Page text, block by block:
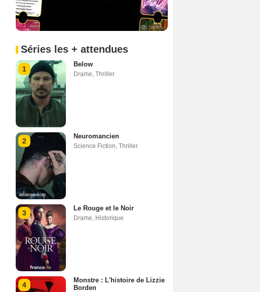
Séries les + attendues
1
Below
Drame Thriller
2
Neuromancien
Science Fiction Thriller
3
Le Rouge et le Noir
Drame Historique
4
Monstre : L'histoire de Lizzie
Borden